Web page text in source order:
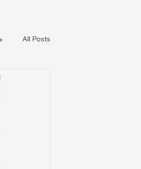
All Posts
تحديثات